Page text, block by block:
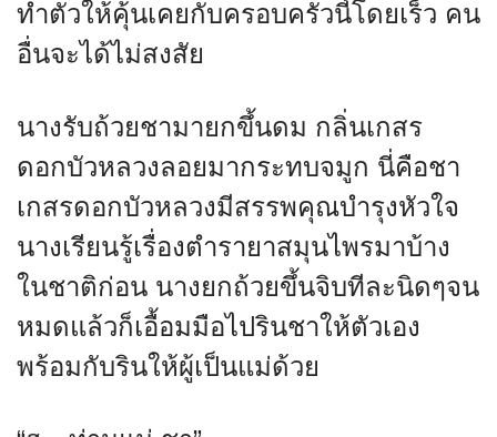
ทำตัวให้คุ้นเคยกับครอบครัวนี้โดยเร็ว คน
อื่นจะได้ไม่สงสัย
นางรับถ้วยชามายกขึ้นดม กลิ่นเกสร
ดอกบัวหลวงลอยมากระทบจมูก นี่คือชา
เกสรดอกบัวหลวงมีสรรพคุณบำรุงหัวใจ
นางเรียนรู้เรื่องตำรายาสมุนไพรมาบ้าง
ในชาติก่อน นางยกถ้วยขึ้นจิบทีละนิดๆจน
หมดแล้วก็เอื้อมมือไปรินชาให้ตัวเอง
พร้อมกับรินให้ผู้เป็นแม่ด้วย